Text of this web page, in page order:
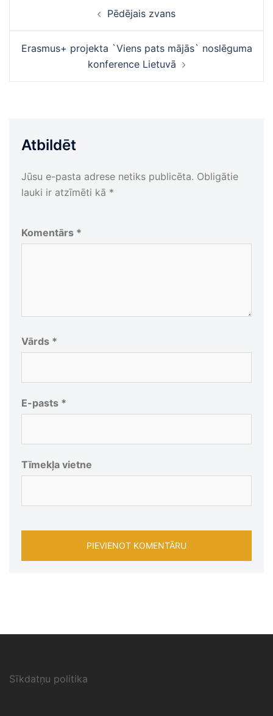
Pēdējais zvans
Erasmus+ projekta `Viens pats mājās` noslēguma
konference Lietuvā
Atbildēt
Jūsu e-pasta adrese netiks publicēta. Obligātie
lauki ir atzīmēti kā *
Komentārs *
Vārds *
E-pasts *
Tīmekļa vietne
Sīkdatņu politika